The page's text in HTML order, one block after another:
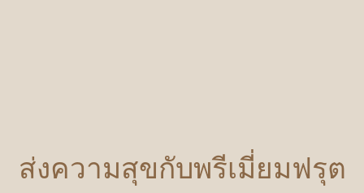
ส่งความสุขกับพรีเมี่ยมฟรุต